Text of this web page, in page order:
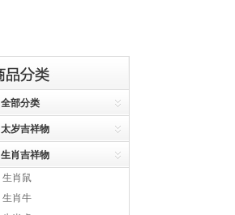
全部分类
太岁吉祥物
生肖吉祥物
生肖鼠
生肖牛